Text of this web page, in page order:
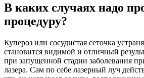
В каких случаях надо
процедуру?
Купероз или сосудистая сеточка
становится видимой и отличный
при запущенной стадии заболевания
лазера. Сам по себе лазерный луч